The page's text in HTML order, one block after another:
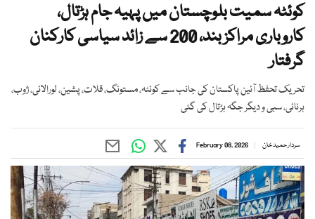
کوئٹہ سمیت بلوچستان میں پہیہ جام ہڑتال،
کاروباری مراکز بند، 200 سے زائد سیاسی کارکنان
گرفتار
تحریک تحفظ آئین پاکستان کی جانب سے کوئٹہ، مستونگ، قلات، پشین، لورالائی، ژوب،
ہرنائی، سبی و دیگر جگہ ہڑتال کی گئی
سردار حمید خان February 08, 2026